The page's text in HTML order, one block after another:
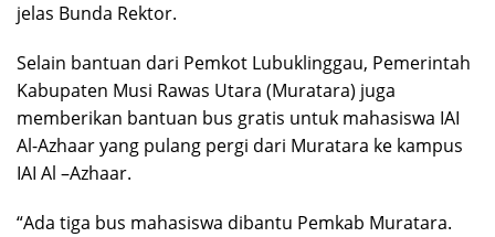
jelas Bunda Rektor.
Selain bantuan dari Pemkot Lubuklinggau, Pemerintah
Kabupaten Musi Rawas Utara (Muratara) juga
memberikan bantuan bus gratis untuk mahasiswa IAI
Al-Azhaar yang pulang pergi dari Muratara ke kampus
IAI Al –Azhaar.
“Ada tiga bus mahasiswa dibantu Pemkab Muratara.